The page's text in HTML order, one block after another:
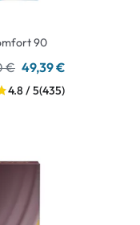
90
€ 49,39 €
4.8 / 5(435)